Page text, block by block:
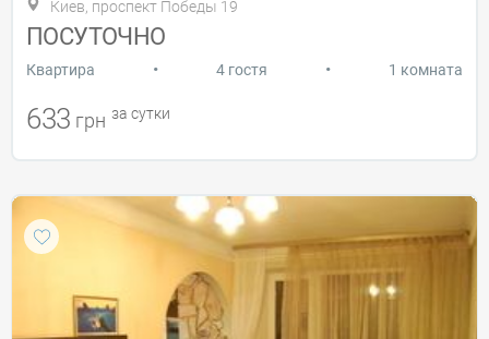
Киев, проспект Победы 19
ПОСУТОЧНО
Квартира • 4 гостя • 1 комната
633 грн за сутки